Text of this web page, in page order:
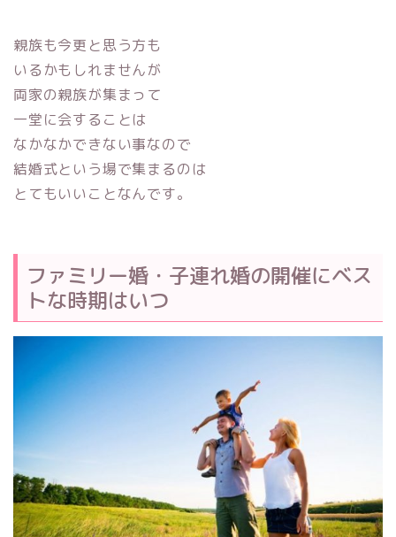
親族も今更と思う方も
いるかもしれませんが
両家の親族が集まって
一堂に会することは
なかなかできない事なので
結婚式という場で集まるのは
とてもいいことなんです。
ファミリー婚・子連れ婚の開催にベス
トな時期はいつ